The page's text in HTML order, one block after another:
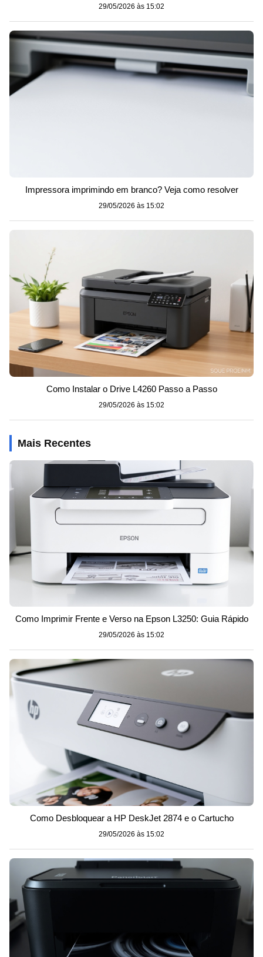
29/05/2026 às 15:02
Impressora imprimindo em branco? Veja como resolver
29/05/2026 às 15:02
Como Instalar o Drive L4260 Passo a Passo
29/05/2026 às 15:02
Mais Recentes
Como Imprimir Frente e Verso na Epson L3250: Guia Rápido
29/05/2026 às 15:02
Como Desbloquear a HP DeskJet 2874 e o Cartucho
29/05/2026 às 15:02